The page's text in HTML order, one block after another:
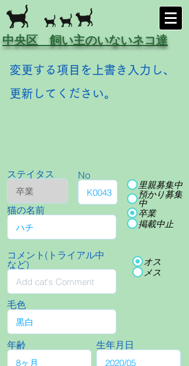
中央区 飼い主のいないネコ達
変更する項目を上書き入力し、
更新してください。
ステイタス No
猫の名前
里親募集中
預かり募集
中
卒業
掲載中止
コメント(トライアル中
など)
オス
メス
毛色
年齢 生年月日